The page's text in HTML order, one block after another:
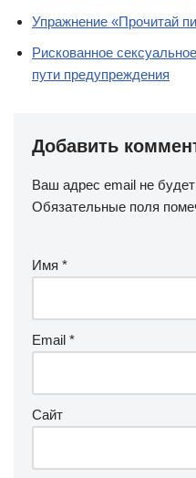
Упражнение «Прочитай
Рискованное
пути предупреждения
Добавить
Ваш адрес email не
Обязательные поля
Имя *
Email *
Сайт